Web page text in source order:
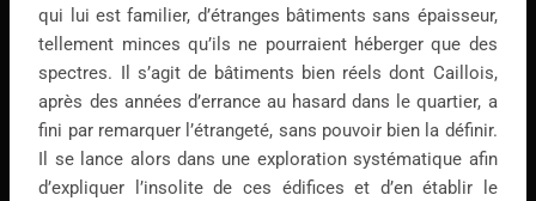
qui lui est familier, d’étranges bâtiments sans épaisseur,
tellement minces qu’ils ne pourraient héberger que des
spectres. Il s’agit de bâtiments bien réels dont Caillois,
après des années d’errance au hasard dans le quartier, a
fini par remarquer l’étrangeté, sans pouvoir bien la définir.
Il se lance alors dans une exploration systématique afin
d’expliquer l’insolite de ces édifices et d’en établir le